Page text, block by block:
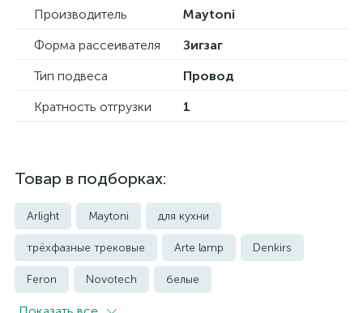
Производитель
Maytoni
Форма рассеивателя
Зигзаг
Тип подвеса
Провод
Кратность отгрузки
1
Товар в подборках:
Arlight Maytoni для кухни
трёхфазные трековые Arte lamp Denkirs
Feron Novotech белые